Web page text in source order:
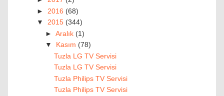
► 2016 (68)
▼ 2015 (344)
► Aralık (1)
▼ Kasım (78)
Tuzla LG TV Servisi
Tuzla LG TV Servisi
Tuzla Philips TV Servisi
Tuzla Philips TV Servisi